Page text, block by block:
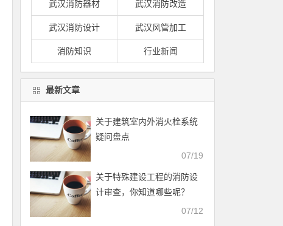
武汉消防器材 武汉消防改造
武汉消防设计 武汉风管加工
消防知识 行业新闻
最新文章
关于建筑室内外消火栓系统
疑问盘点
07/19
关于特殊建设工程的消防设
计审查，你知道哪些呢？
07/12